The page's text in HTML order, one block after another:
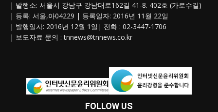
| 발행소: 서울시 강남구 강남대로162길 41-8. 402호 (가로수길)
| 등록: 서울,아04229 | 등록일자: 2016년 11월 22일
| 발행일자: 2016년 12월 1일| 전화 : 02-3447-1706
| 보도자료 문의 :tnnews@tnnews.co.kr
FOLLOW US